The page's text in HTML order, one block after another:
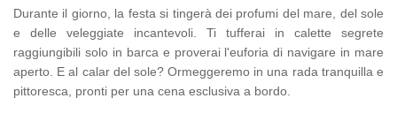
Durante il giorno, la festa si tingerà dei profumi del mare, del sole
e delle veleggiate incantevoli. Ti tufferai in calette segrete
raggiungibili solo in barca e proverai l'euforia di navigare in mare
aperto. E al calar del sole? Ormeggeremo in una rada tranquilla e
pittoresca, pronti per una cena esclusiva a bordo.